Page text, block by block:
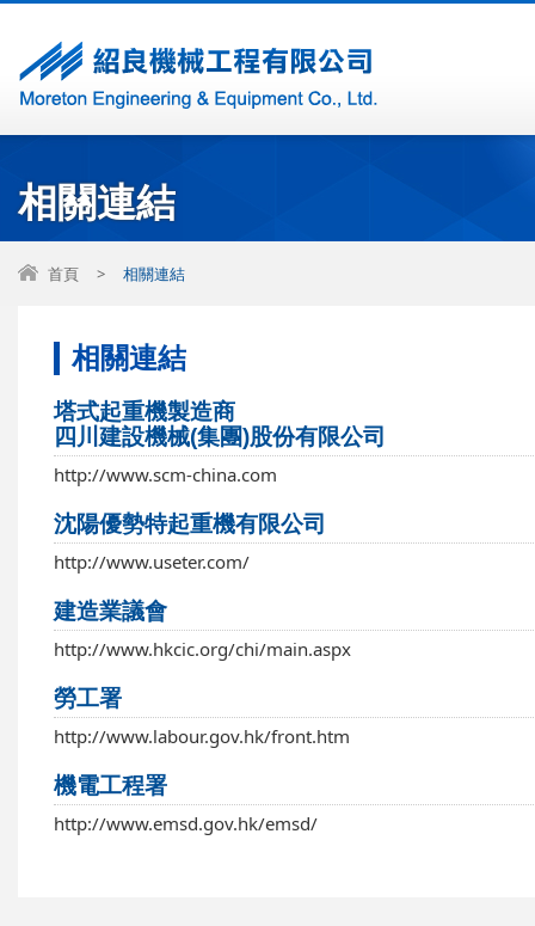
相關連結
首頁 > 相關連結
相關連結
塔式起重機製造商
四川建設機械(集團)股份有限公司
http://www.scm-china.com
沈陽優勢特起重機有限公司
http://www.useter.com/
建造業議會
http://www.hkcic.org/chi/main.aspx
勞工署
http://www.labour.gov.hk/front.htm
機電工程署
http://www.emsd.gov.hk/emsd/